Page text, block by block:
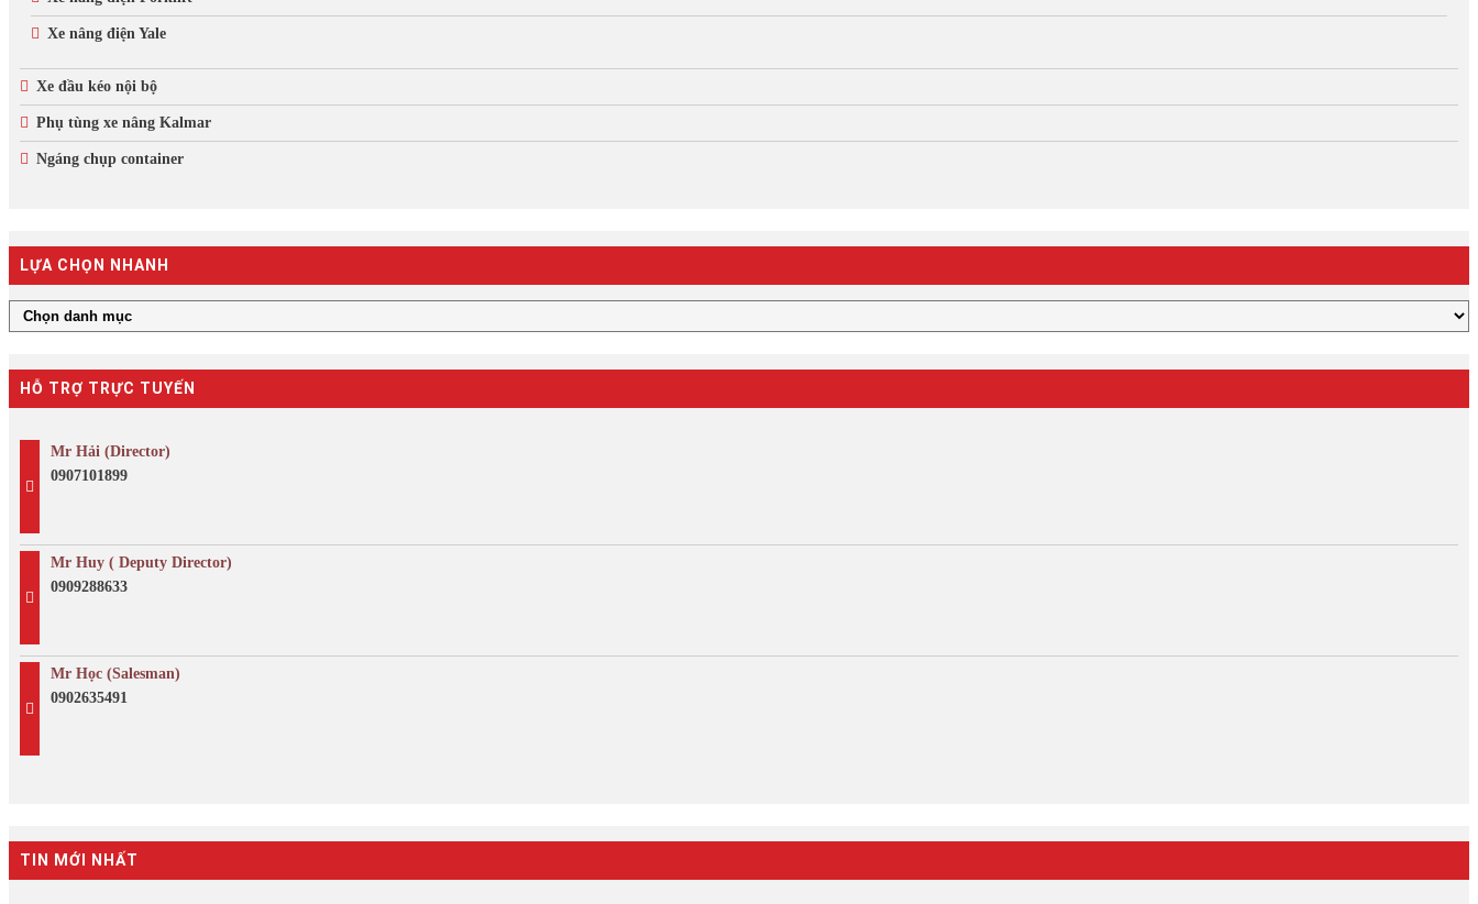
Xe nâng điện Yale
Xe đầu kéo nội bộ
Phụ tùng xe nâng Kalmar
Ngáng chụp container
LỰA CHỌN NHANH
HỖ TRỢ TRỰC TUYẾN
Mr Hải (Director)
0907101899
Mr Huy ( Deputy Director)
0909288633
Mr Học (Salesman)
0902635491
TIN MỚI NHẤT